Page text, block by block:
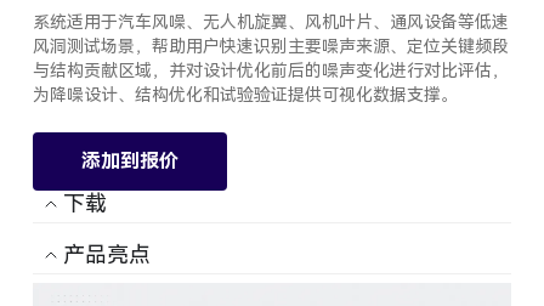
系统适用于汽车风噪、无人机旋翼、风机叶片、通风设备等低速
风洞测试场景，帮助用户快速识别主要噪声来源、定位关键频段
与结构贡献区域，并对设计优化前后的噪声变化进行对比评估，
为降噪设计、结构优化和试验验证提供可视化数据支撑。
添加到报价
下载
产品亮点